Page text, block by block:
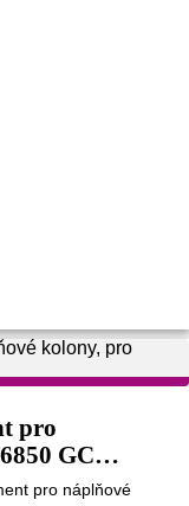
pro
GC
pro náplňové